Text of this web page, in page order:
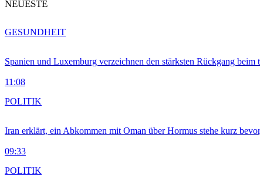
NEUESTE
Spanien und Luxemburg verzeichnen den stärksten Rückgang
11:08
GESUNDHEIT
Iran erklärt, ein Abkommen mit Oman über Hormus stehe kurz
09:33
POLITIK
POLITIK